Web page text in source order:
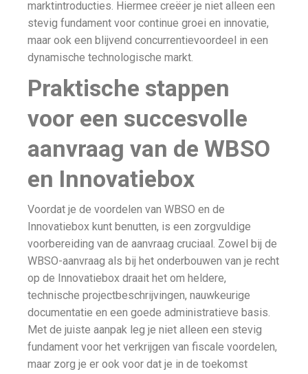
marktintroducties. Hiermee creëer je niet alleen een
stevig fundament voor continue groei en innovatie,
maar ook een blijvend concurrentievoordeel in een
dynamische technologische markt.
Praktische stappen
voor een succesvolle
aanvraag van de WBSO
en Innovatiebox
Voordat je de voordelen van WBSO en de
Innovatiebox kunt benutten, is een zorgvuldige
voorbereiding van de aanvraag cruciaal. Zowel bij de
WBSO-aanvraag als bij het onderbouwen van je recht
op de Innovatiebox draait het om heldere,
technische projectbeschrijvingen, nauwkeurige
documentatie en een goede administratieve basis.
Met de juiste aanpak leg je niet alleen een stevig
fundament voor het verkrijgen van fiscale voordelen,
maar zorg je er ook voor dat je in de toekomst